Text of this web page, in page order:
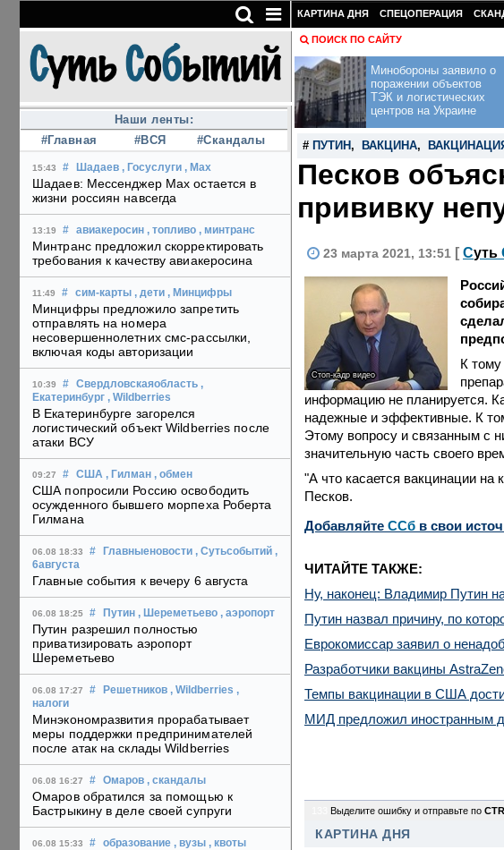
Наши ленты:
#Главная
#ВСЯ #Скандалы
15:43 # Шадаев , Госуслуги , Max
Шадаев: Мессенджер Max остается в
жизни россиян навсегда
13:19 # авиакеросин , топливо , минтранс
Минтранс предложил скорректировать
требования к качеству авиакеросина
11:49 # сим-карты , дети , Минцифры
Минцифры предложило запретить
отправлять на номера
несовершеннолетних смс-рассылки,
включая коды авторизации
10:39 # Свердловскаяобласть ,
Екатеринбург , Wildberries
В Екатеринбурге загорелся
логистический объект Wildberries после
атаки ВСУ
09:27 # США , Гилман , обмен
США попросили Россию освободить
осужденного бывшего морпеха Роберта
Гилмана
06.08 18:33 # Главныеновости , Сутьсобытий ,
6августа
Главные события к вечеру 6 августа
06.08 18:25 # Путин , Шереметьево , аэропорт
Путин разрешил полностью
приватизировать аэропорт
Шереметьево
06.08 17:27 # Решетников , Wildberries ,
налоги
Минэкономразвития прорабатывает
меры поддержки предпринимателей
после атак на склады Wildberries
06.08 16:27 # Омаров , скандалы
Омаров обратился за помощью к
Бастрыкину в деле своей супруги
06.08 15:33 # образование , вузы , квоты
КАРТИНА ДНЯ СПЕЦОПЕРАЦИЯ
ПОИСК ПО САЙТУ
Минобороны заявило о
поражении объектов
ТЭК и логистических
центров на Украине
# ПУТИН , ВАКЦИНА,
Песков
прививку
23 марта 2021, 13:51 [ Суть
Стоп-кадр видео
К тому
информацию не планируется.
надежные и эффективные. К
Этому вопросу и связанным с
значительную часть своего
"А что касается вакцинации на
Песков.
Добавляйте CСб в свои
ЧИТАЙТЕ ТАКЖЕ:
Ну, наконец: Владимир Путин
Путин назвал причину, по
Еврокомиссар заявил о
Разработчики вакцины
Темпы вакцинации в США
МИД предложил иностранным
Выделите ошибку и отправьте по
КАРТИНА ДНЯ